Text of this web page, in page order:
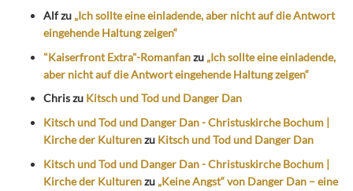
Alfzu „Ich sollte eine einladende, aber nicht auf die Antwort
eingehende Haltung zeigen“
"Kaiserfront Extra"-Romanfanzu „Ich sollte eine einladende,
aber nicht auf die Antwort eingehende Haltung zeigen“
Chriszu Kitsch und Tod und Danger Dan
Kitsch und Tod und Danger Dan - Christuskirche Bochum |
Kirche der Kulturenzu Kitsch und Tod und Danger Dan
Kitsch und Tod und Danger Dan - Christuskirche Bochum |
Kirche der Kulturenzu „Keine Angst“ von Danger Dan – eine